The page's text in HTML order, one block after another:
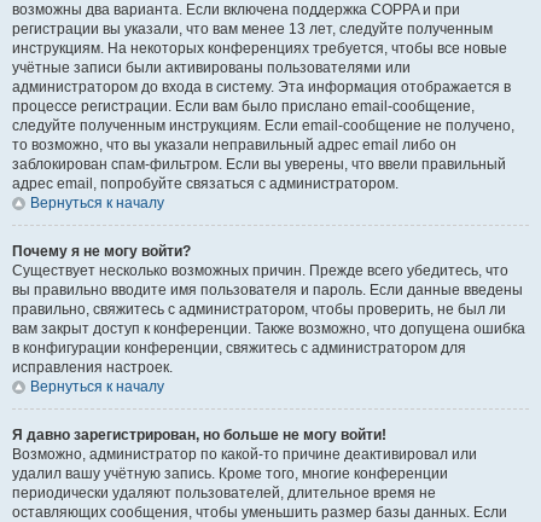
возможны два варианта. Если включена поддержка COPPA и при
регистрации вы указали, что вам менее 13 лет, следуйте полученным
инструкциям. На некоторых конференциях требуется, чтобы все новые
учётные записи были активированы пользователями или
администратором до входа в систему. Эта информация отображается в
процессе регистрации. Если вам было прислано email-сообщение,
следуйте полученным инструкциям. Если email-сообщение не получено,
то возможно, что вы указали неправильный адрес email либо он
заблокирован спам-фильтром. Если вы уверены, что ввели правильный
адрес email, попробуйте связаться с администратором.
Вернуться к началу
Почему я не могу войти?
Существует несколько возможных причин. Прежде всего убедитесь, что
вы правильно вводите имя пользователя и пароль. Если данные введены
правильно, свяжитесь с администратором, чтобы проверить, не был ли
вам закрыт доступ к конференции. Также возможно, что допущена ошибка
в конфигурации конференции, свяжитесь с администратором для
исправления настроек.
Вернуться к началу
Я давно зарегистрирован, но больше не могу войти!
Возможно, администратор по какой-то причине деактивировал или
удалил вашу учётную запись. Кроме того, многие конференции
периодически удаляют пользователей, длительное время не
оставляющих сообщения, чтобы уменьшить размер базы данных. Если